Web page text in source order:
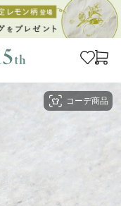
コーデ商品